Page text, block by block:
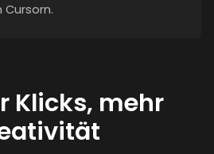
Klicks, mehr